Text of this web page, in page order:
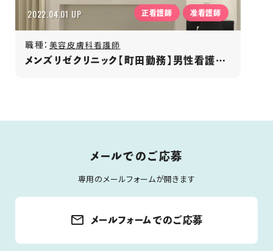
2022.04.01 UP 正看護師 准看護師
職種： 美容皮膚科看護師
メンズリゼクリニック【町田勤務】男性看護師活躍/年間休日120日以上/月給35万円〜/長期安定勤務
メールでのご応募
専用のメールフォームが開きます
mail_outline メールフォームでのご応募